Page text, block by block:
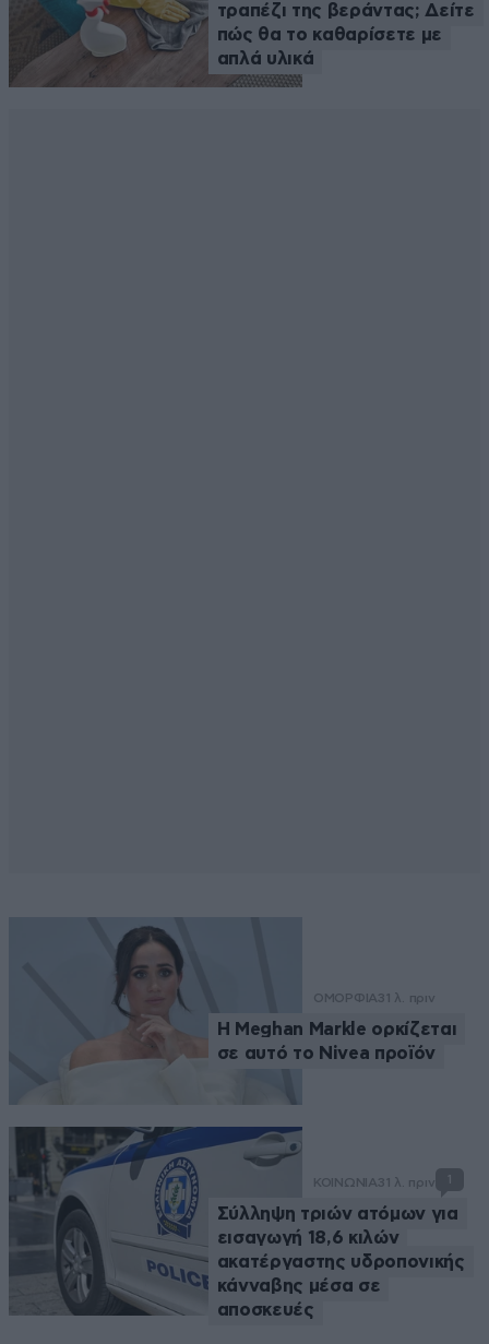
τραπέζι της βεράντας; Δείτε
πώς θα το καθαρίσετε με
απλά υλικά
ΟΜΟΡΦΙΑ31 λ. πριν
Η Meghan Markle ορκίζεται
σε αυτό το Nivea προϊόν
ΚΟΙΝΩΝΙΑ31 λ. πριν
Σύλληψη τριών ατόμων για
εισαγωγή 18,6 κιλών
ακατέργαστης υδροπονικής
κάνναβης μέσα σε
αποσκευές